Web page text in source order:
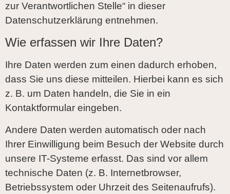
zur Verantwortlichen Stelle“ in dieser
Datenschutzerklärung entnehmen.
Wie erfassen wir Ihre Daten?
Ihre Daten werden zum einen dadurch erhoben,
dass Sie uns diese mitteilen. Hierbei kann es sich
z. B. um Daten handeln, die Sie in ein
Kontaktformular eingeben.
Andere Daten werden automatisch oder nach
Ihrer Einwilligung beim Besuch der Website durch
unsere IT-Systeme erfasst. Das sind vor allem
technische Daten (z. B. Internetbrowser,
Betriebssystem oder Uhrzeit des Seitenaufrufs).